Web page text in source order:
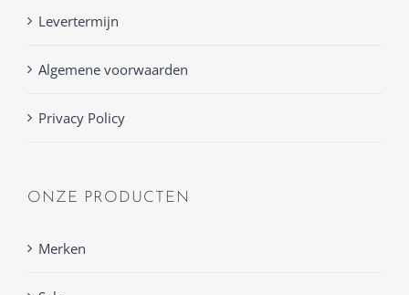
Levertermijn
Algemene voorwaarden
Privacy Policy
ONZE PRODUCTEN
Merken